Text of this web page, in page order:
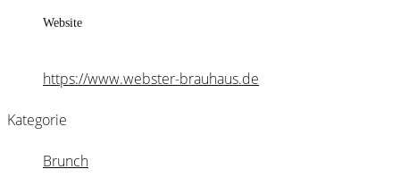
Website
https://www.webster-brauhaus.de
Kategorie
Brunch